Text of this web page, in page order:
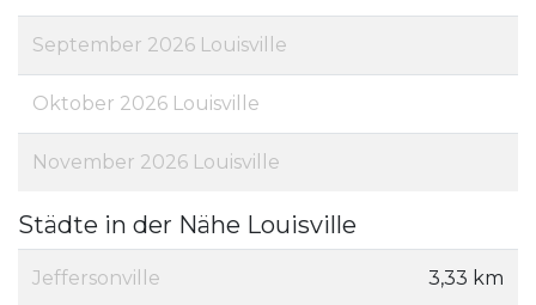
September 2026 Louisville
Oktober 2026 Louisville
November 2026 Louisville
Städte in der Nähe Louisville
Jeffersonville 3,33 km